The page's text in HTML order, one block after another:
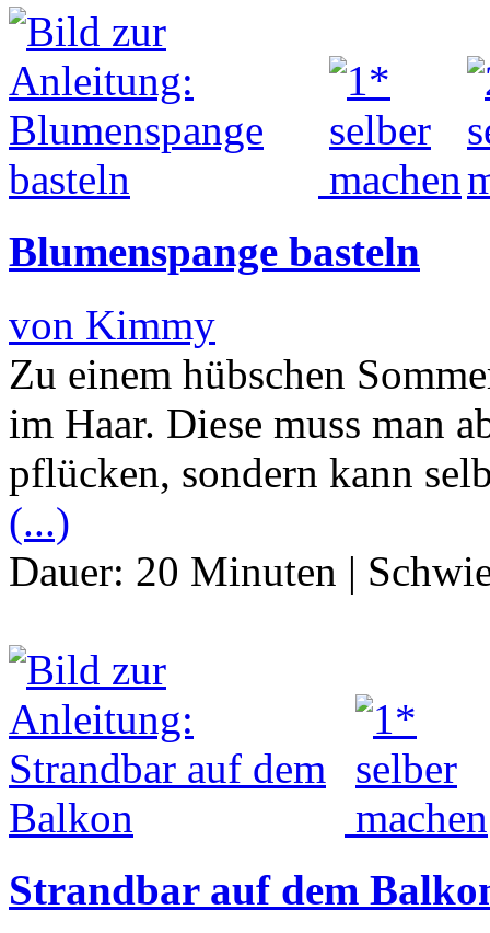
Blumenspange basteln
von Kimmy
Zu einem hübschen
im Haar. Diese muss man
pflücken, sondern kann
(...)
Dauer: 20 Minuten |
Strandbar auf dem